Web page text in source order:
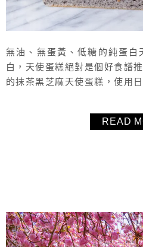
無油、無蛋黃、低糖的純蛋白
白，天使蛋糕絕對是個好食譜
的抹茶黑芝麻天使蛋糕，使用
又細緻的口感，天使蛋糕實在
READ
About